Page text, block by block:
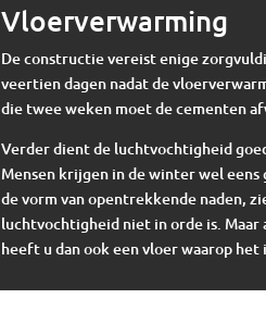
Vloerverwarming
De constructie vereist enige
veertien dagen nadat de
die twee weken moet de cementen
Verder dient de luchtvochtigheid
Mensen krijgen in de winter wel
de vorm van opentrekkende naden,
luchtvochtigheid niet in orde is.
heeft u dan ook een vloer waarop het